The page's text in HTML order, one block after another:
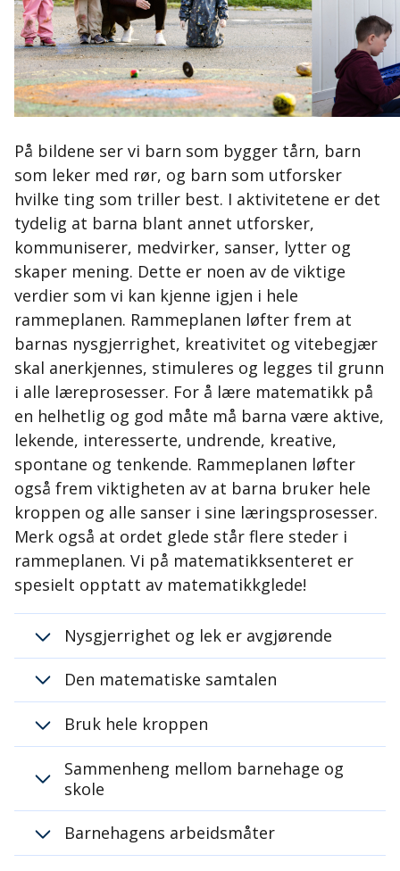
På bildene ser vi barn som bygger tårn, barn
som leker med rør, og barn som utforsker
hvilke ting som triller best. I aktivitetene er det
tydelig at barna blant annet utforsker,
kommuniserer, medvirker, sanser, lytter og
skaper mening. Dette er noen av de viktige
verdier som vi kan kjenne igjen i hele
rammeplanen. Rammeplanen løfter frem at
barnas nysgjerrighet, kreativitet og vitebegjær
skal anerkjennes, stimuleres og legges til grunn
i alle læreprosesser. For å lære matematikk på
en helhetlig og god måte må barna være aktive,
lekende, interesserte, undrende, kreative,
spontane og tenkende. Rammeplanen løfter
også frem viktigheten av at barna bruker hele
kroppen og alle sanser i sine læringsprosesser.
Merk også at ordet glede står flere steder i
rammeplanen. Vi på matematikksenteret er
spesielt opptatt av matematikkglede!
Nysgjerrighet og lek er avgjørende
Den matematiske samtalen
Bruk hele kroppen
Sammenheng mellom barnehage og
skole
Barnehagens arbeidsmåter